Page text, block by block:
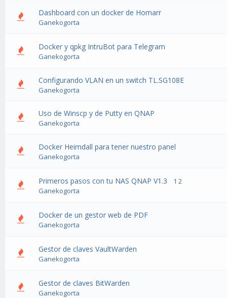
Dashboard con un docker de Homarr
Ganekogorta
Docker y qpkg IntruBot para Telegram
Ganekogorta
Configurando VLAN en un switch TL.SG108E
Ganekogorta
Uso de Winscp y de Putty en QNAP
Ganekogorta
Docker Heimdall para tener nuestro panel
Ganekogorta
Primeros pasos con tu NAS QNAP V1.3 1 2
Ganekogorta
Docker de un gestor web de PDF
Ganekogorta
Gestor de claves VaultWarden
Ganekogorta
Gestor de claves BitWarden
Ganekogorta